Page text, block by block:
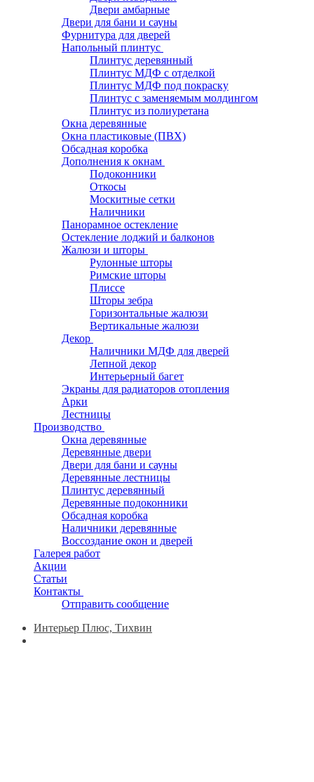
Двери амбарные
Двери для бани и сауны
Фурнитура для дверей
Напольный плинтус
Плинтус деревянный
Плинтус МДФ с отделкой
Плинтус МДФ под покраску
Плинтус с заменяемым молдингом
Плинтус из полиуретана
Окна деревянные
Окна пластиковые (ПВХ)
Обсадная коробка
Дополнения к окнам
Подоконники
Откосы
Москитные сетки
Наличники
Панорамное остекление
Остекление лоджий и балконов
Жалюзи и шторы
Рулонные шторы
Римские шторы
Плиссе
Шторы зебра
Горизонтальные жалюзи
Вертикальные жалюзи
Декор
Наличники МДФ для дверей
Лепной декор
Интерьерный багет
Экраны для радиаторов отопления
Арки
Лестницы
Производство
Окна деревянные
Деревянные двери
Двери для бани и сауны
Деревянные лестницы
Плинтус деревянный
Деревянные подоконники
Обсадная коробка
Наличники деревянные
Воссоздание окон и дверей
Галерея работ
Акции
Статьи
Контакты
Отправить сообщение
Интерьер Плюс, Тихвин